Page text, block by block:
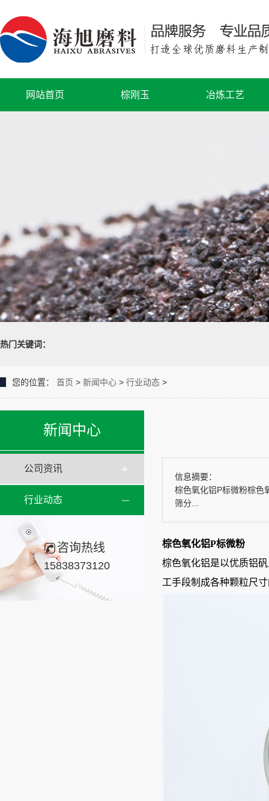
网站首页 棕刚玉 冶炼工艺
热门关键词：
您的位置： 首页 > 新闻中心 > 行业动态 >
新闻中心
公司资讯
行业动态
咨询热线
15838373120
信息摘要：
棕色氧化铝P标微粉棕色
筛分...
棕色氧化铝P标微粉
棕色氧化铝是以优质铝
工手段制成各种颗粒尺